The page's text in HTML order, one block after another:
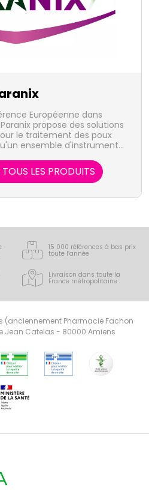
Européenne dans
propose des solutions
le traitement des poux
ensemble d'instruments
LES PRODUITS
15 000 références à bas prix
toute l’année
Livraison dans toute la
France métropolitaine
(anciennement Pharmacie Fachon
Jean Catelas - 80000 Amiens